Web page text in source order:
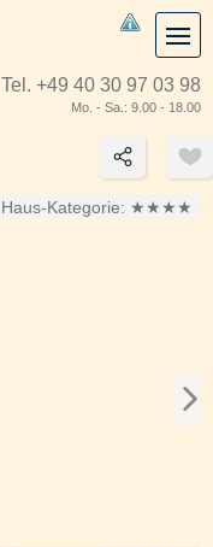
Tel. +49 40 30 97 03 98
Mo. - Sa.: 9.00 - 18.00
Haus-Kategorie: ★★★★